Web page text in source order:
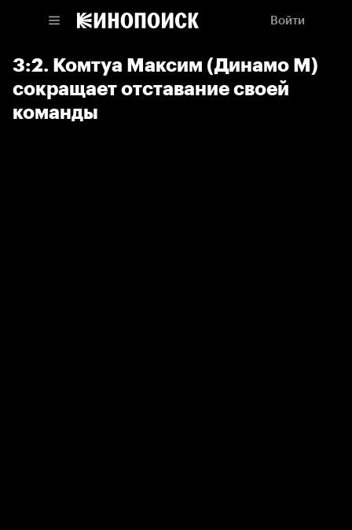
Войти
3:2. Комтуа Максим (Динамо М)
сокращает отставание своей
команды